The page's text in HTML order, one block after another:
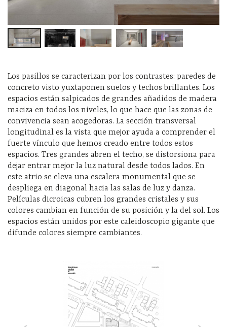
Los pasillos se caracterizan por los contrastes: paredes de
concreto visto yuxtaponen suelos y techos brillantes. Los
espacios están salpicados de grandes añadidos de madera
maciza en todos los niveles, lo que hace que las zonas de
convivencia sean acogedoras. La sección transversal
longitudinal es la vista que mejor ayuda a comprender el
fuerte vínculo que hemos creado entre todos estos
espacios. Tres grandes abren el techo, se distorsiona para
dejar entrar mejor la luz natural desde todos lados. En
este atrio se eleva una escalera monumental que se
despliega en diagonal hacia las salas de luz y danza.
Películas dicroicas cubren los grandes cristales y sus
colores cambian en función de su posición y la del sol. Los
espacios están unidos por este caleidoscopio gigante que
difunde colores siempre cambiantes.